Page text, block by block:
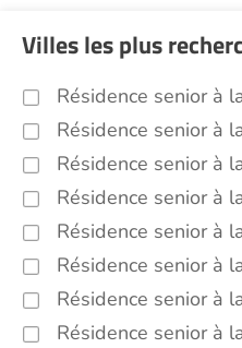
Villes les plus
Résidence senior à
Résidence senior à
Résidence senior à
Résidence senior à
Résidence senior à
Résidence senior à
Résidence senior à
Résidence senior à